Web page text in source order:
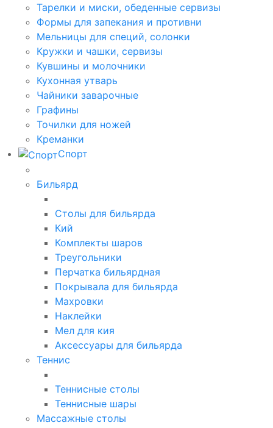
Тарелки и миски, обеденные сервизы
Формы для запекания и противни
Мельницы для специй, солонки
Кружки и чашки, сервизы
Кувшины и молочники
Кухонная утварь
Чайники заварочные
Графины
Точилки для ножей
Креманки
Спорт
Бильярд
Столы для бильярда
Кий
Комплекты шаров
Треугольники
Перчатка бильярдная
Покрывала для бильярда
Махровки
Наклейки
Мел для кия
Аксессуары для бильярда
Теннис
Теннисные столы
Теннисные шары
Массажные столы